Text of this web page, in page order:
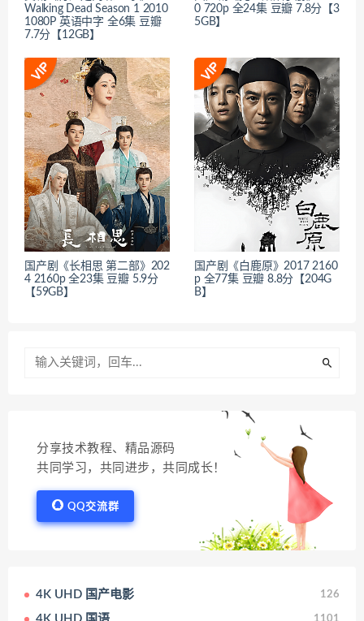
Walking Dead Season 1 2010
1080P 英语中字 全6集 豆瓣
7.7分【12GB】
0 720p 全24集 豆瓣 7.8分【3
5GB】
国产剧《长相思 第二部》202
4 2160p 全23集 豆瓣 5.9分
【59GB】
国产剧《白鹿原》2017 2160
p 全77集 豆瓣 8.8分【204G
B】
分享技术教程、精品源码
共同学习，共同进步，共同成长！
QQ交流群
4K UHD 国产电影 126
1101